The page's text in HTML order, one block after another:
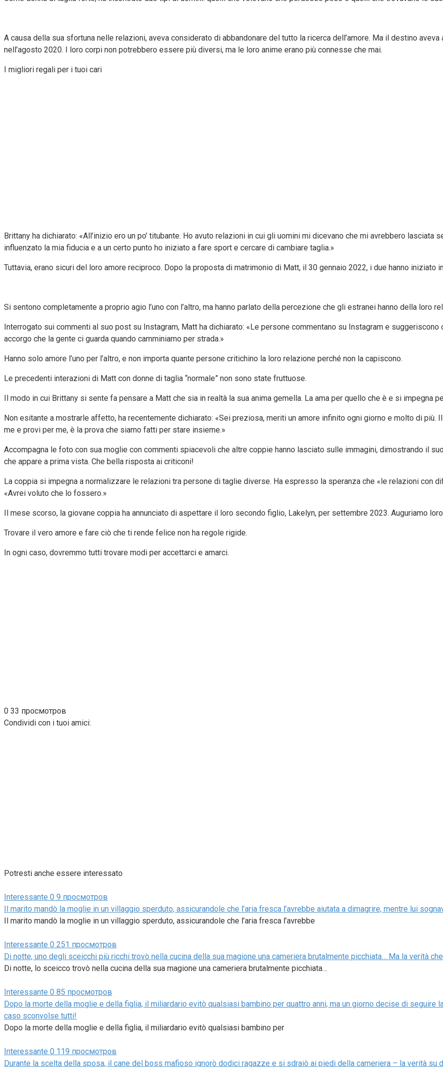
A causa della sua sfortuna nelle relazioni, aveva considerato di abbandonare del tutto la ricerca dell’amore. Ma il destino
nell’agosto 2020. I loro corpi non potrebbero essere più diversi, ma le loro anime erano più connesse che mai.
I migliori regali per i tuoi cari
Brittany ha dichiarato: «All’inizio ero un po’ titubante. Ho avuto relazioni in cui gli uomini mi dicevano che mi avrebbero
influenzato la mia fiducia e a un certo punto ho iniziato a fare sport e cercare di cambiare taglia.»
Tuttavia, erano sicuri del loro amore reciproco. Dopo la proposta di matrimonio di Matt, il 30 gennaio 2022, i due hanno iniziato
Si sentono completamente a proprio agio l’uno con l’altro, ma hanno parlato della percezione che gli estranei hanno della loro
Interrogato sui commenti al suo post su Instagram, Matt ha dichiarato: «Le persone commentano su Instagram e
accorgo che la gente ci guarda quando camminiamo per strada.»
Hanno solo amore l’uno per l’altro, e non importa quante persone critichino la loro relazione perché non la capiscono.
Le precedenti interazioni di Matt con donne di taglia “normale” non sono state fruttuose.
Il modo in cui Brittany si sente fa pensare a Matt che sia in realtà la sua anima gemella. La ama per quello che è e si impegna
Non esitante a mostrarle affetto, ha recentemente dichiarato: «Sei preziosa, meriti un amore infinito ogni giorno e molto di più.
me e provi per me, è la prova che siamo fatti per stare insieme.»
Accompagna le foto con sua moglie con commenti spiacevoli che altre coppie hanno lasciato sulle immagini, dimostrando il
che appare a prima vista. Che bella risposta ai criticoni!
La coppia si impegna a normalizzare le relazioni tra persone di taglie diverse. Ha espresso la speranza che «le relazioni con
«Avrei voluto che lo fossero.»
Il mese scorso, la giovane coppia ha annunciato di aspettare il loro secondo figlio, Lakelyn, per settembre 2023. Auguriamo
Trovare il vero amore e fare ciò che ti rende felice non ha regole rigide.
In ogni caso, dovremmo tutti trovare modi per accettarci e amarci.
0 33 просмотров
Condividi con i tuoi amici:
Potresti anche essere interessato
Interessante 0 9 просмотров
Il marito mandò la moglie in un villaggio sperduto, assicurandole che l’aria fresca l’avrebbe aiutata a dimagrire, mentre lui
Il marito mandò la moglie in un villaggio sperduto, assicurandole che l’aria fresca l’avrebbe
Interessante 0 251 просмотров
Di notte, uno degli sceicchi più ricchi trovò nella cucina della sua magione una cameriera brutalmente picchiata… Ma la verità
Di notte, lo sceicco trovò nella cucina della sua magione una cameriera brutalmente picchiata…
Interessante 0 85 просмотров
Dopo la morte della moglie e della figlia, il miliardario evitò qualsiasi bambino per quattro anni, ma un giorno decise di
caso sconvolse tutti!
Dopo la morte della moglie e della figlia, il miliardario evitò qualsiasi bambino per
Interessante 0 119 просмотров
Durante la scelta della sposa, il cane del boss mafioso ignorò dodici ragazze e si sdraiò ai piedi della cameriera – la verità su